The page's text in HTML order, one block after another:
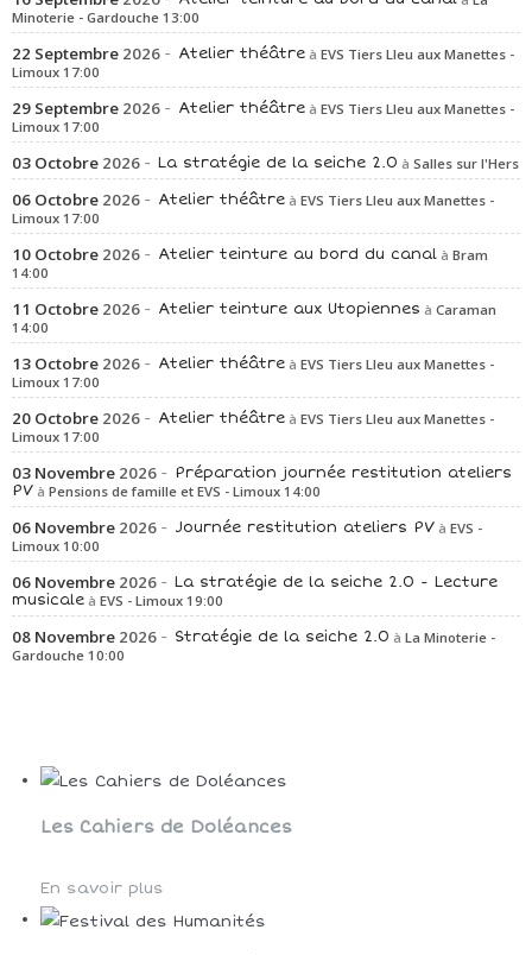
Minoterie - Gardouche 13:00
22 Septembre 2026 Atelier théâtre
EVS Tiers LIeu aux Manettes -
Limoux 17:00
29 Septembre 2026 Atelier théâtre
EVS Tiers LIeu aux Manettes -
Limoux 17:00
03 Octobre 2026 La stratégie de la seiche 2.0 Salles sur l'Hers
06 Octobre 2026 Atelier théâtre
EVS Tiers LIeu aux Manettes -
Limoux 17:00
10 Octobre 2026 Atelier teinture au bord du canal
Bram
14:00
11 Octobre 2026 Atelier teinture aux Utopiennes
Caraman
14:00
13 Octobre 2026 Atelier théâtre
EVS Tiers LIeu aux Manettes -
Limoux 17:00
20 Octobre 2026 Atelier théâtre
EVS Tiers LIeu aux Manettes -
Limoux 17:00
03 Novembre 2026
Préparation journée restitution ateliers
PV
Pensions de famille et EVS - Limoux 14:00
06 Novembre 2026 Journée restitution ateliers PV
EVS -
Limoux 10:00
06 Novembre 2026
La stratégie de la seiche 2.0 - Lecture
musicale
EVS - Limoux 19:00
08 Novembre 2026 Stratégie de la seiche 2.0
La Minoterie -
Gardouche 10:00
Les Cahiers de Doléances
En savoir plus